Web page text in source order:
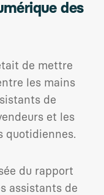
des
de mettre
les mains
de
et les
quotidiennes.
du rapport
assistants de